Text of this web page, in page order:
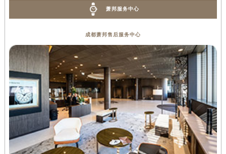
萧邦服务中心
成都萧邦售后服务中心